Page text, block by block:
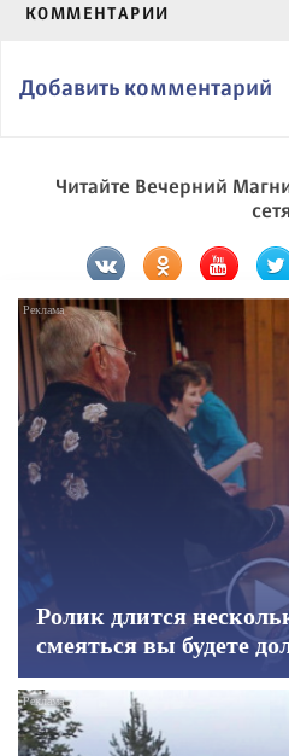
КОММЕНТАРИИ
Добавить комментарий
Читайте Вечерний
Ролик длится
смеяться вы будете